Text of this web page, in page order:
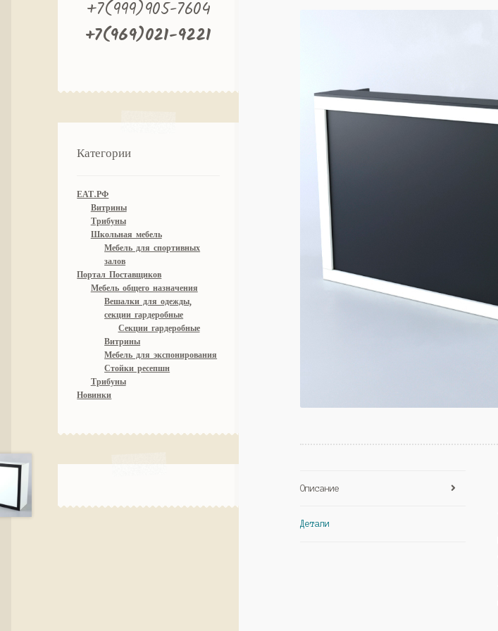
Описание
Детали
+7(999)905-7604
+7(969)021-9221
Категории
ЕАТ.РФ
Витрины
Трибуны
Школьная мебель
Мебель для спортивных
залов
Портал Поставщиков
Мебель общего назначения
Вешалки для одежды,
секции гардеробные
Секции гардеробные
Витрины
Мебель для экспонирования
Стойки ресепшн
Трибуны
Новинки